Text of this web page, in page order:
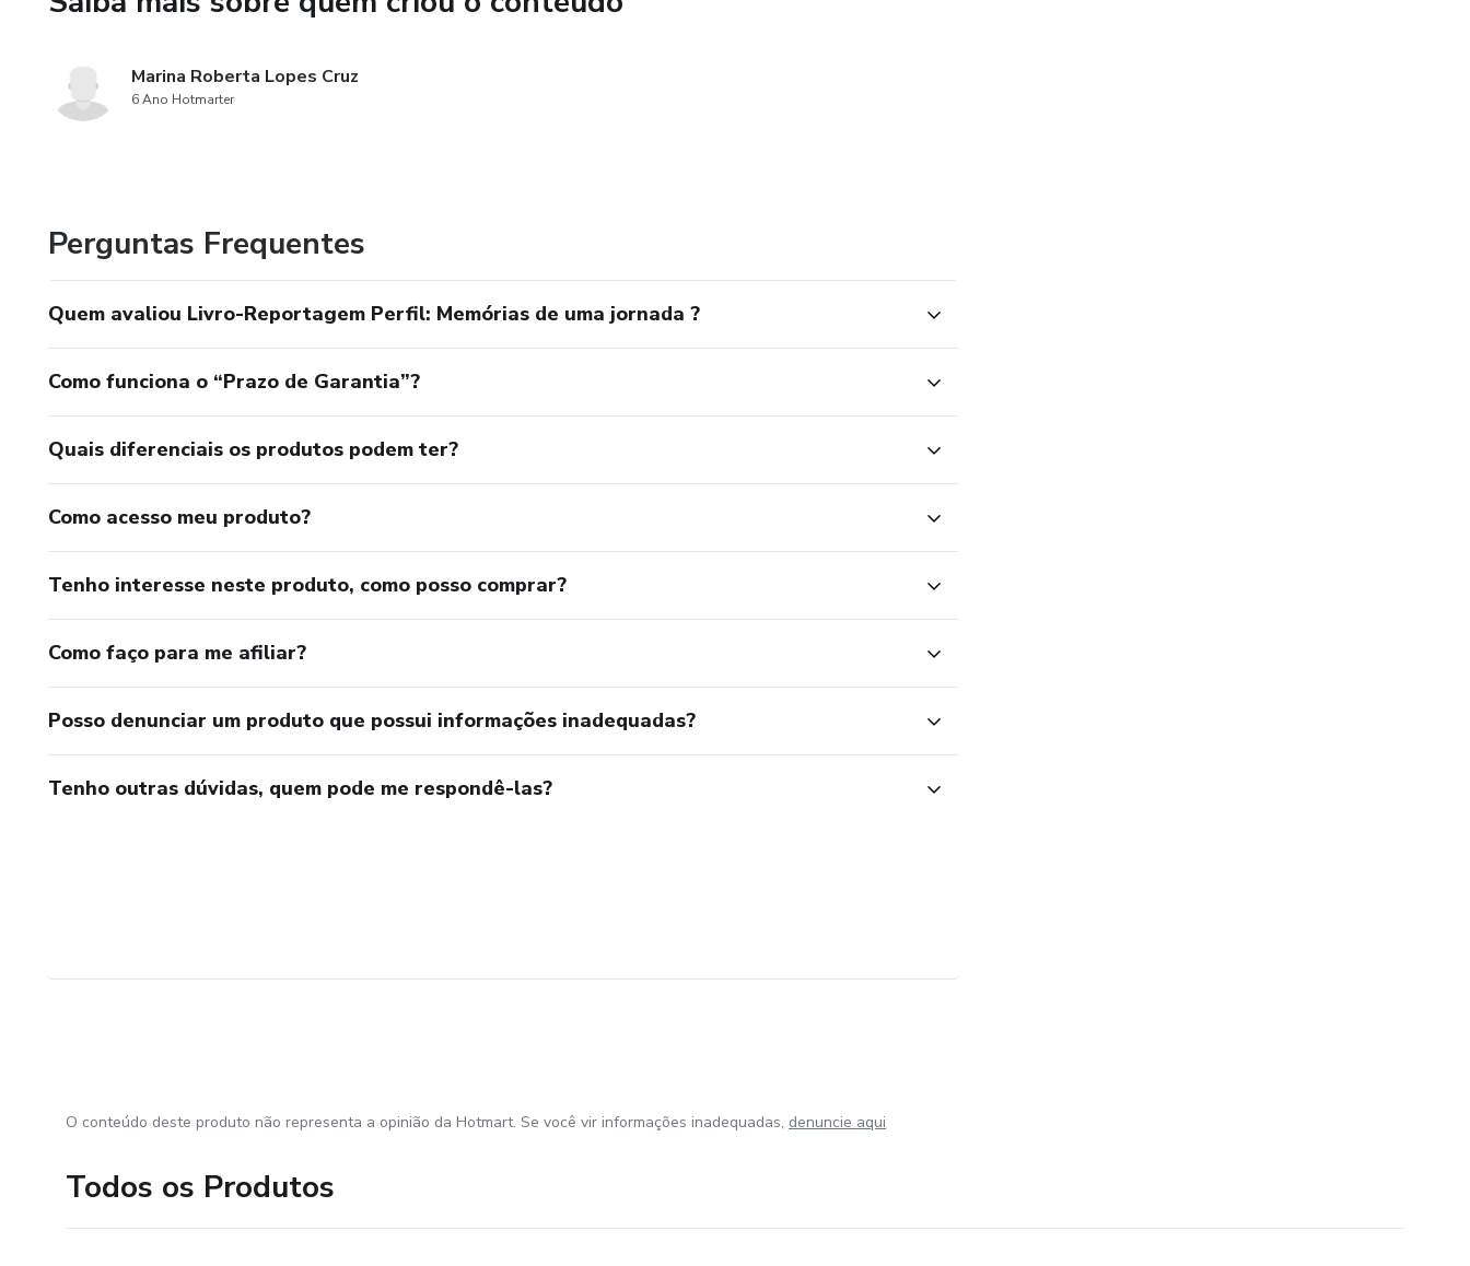
Marina Roberta Lopes Cruz
6 Ano Hotmarter
Perguntas Frequentes
Quem avaliou Livro-Reportagem Perfil: Memórias de uma jornada ?
Como funciona o “Prazo de Garantia”?
Quais diferenciais os produtos podem ter?
Como acesso meu produto?
Tenho interesse neste produto, como posso comprar?
Como faço para me afiliar?
Posso denunciar um produto que possui informações inadequadas?
Tenho outras dúvidas, quem pode me respondê-las?
O conteúdo deste produto não representa a opinião da Hotmart. Se você vir informações inadequadas, denuncie aqui
Todos os Produtos